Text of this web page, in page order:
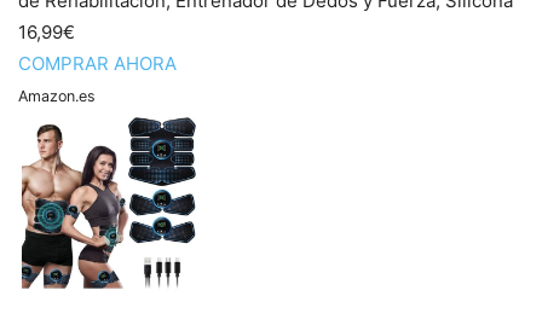
16,99€
COMPRAR AHORA
Amazon.es